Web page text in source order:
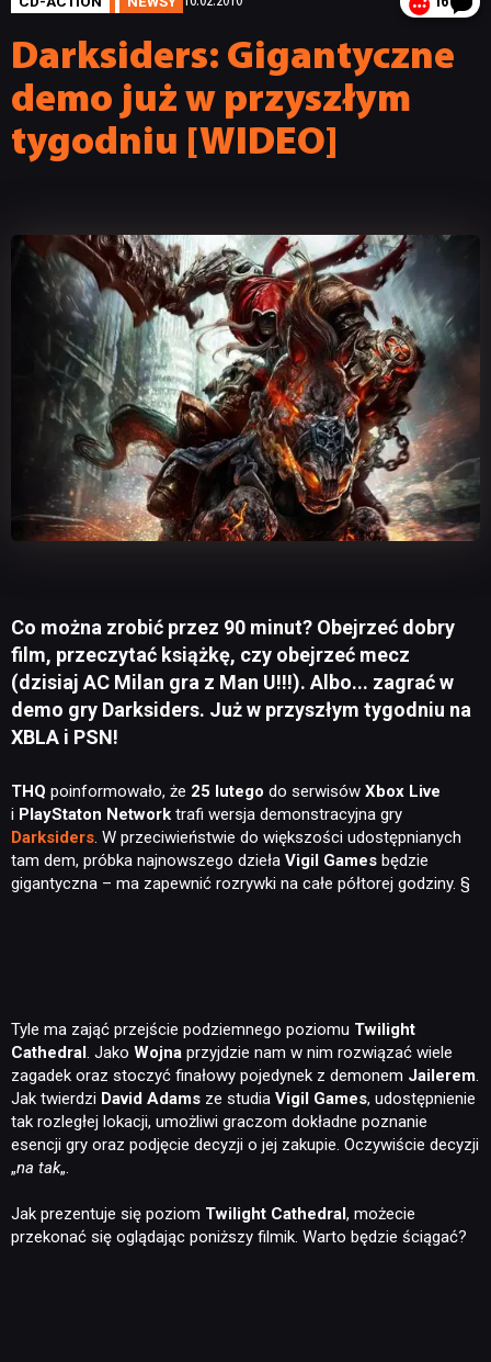
Darksiders: Gigantyczne
demo już w przyszłym
tygodniu [WIDEO]
Co można zrobić przez 90 minut? Obejrzeć dobry
film, przeczytać książkę, czy obejrzeć mecz
(dzisiaj AC Milan gra z Man U!!!). Albo... zagrać w
demo gry Darksiders. Już w przyszłym tygodniu na
XBLA i PSN!
THQ poinformowało, że 25 lutego do serwisów Xbox Live
i PlayStaton Network trafi wersja demonstracyjna gry
Darksiders. W przeciwieństwie do większości udostępnianych
tam dem, próbka najnowszego dzieła Vigil Games będzie
gigantyczna – ma zapewnić rozrywki na całe półtorej godziny. §
Tyle ma zająć przejście podziemnego poziomu Twilight
Cathedral. Jako Wojna przyjdzie nam w nim rozwiązać wiele
zagadek oraz stoczyć finałowy pojedynek z demonem Jailerem.
Jak twierdzi David Adams ze studia Vigil Games, udostępnienie
tak rozległej lokacji, umożliwi graczom dokładne poznanie
esencji gry oraz podjęcie decyzji o jej zakupie. Oczywiście decyzji
„na tak„.
Jak prezentuje się poziom Twilight Cathedral, możecie
przekonać się oglądając poniższy filmik. Warto będzie ściągać?